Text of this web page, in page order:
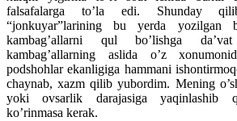
falsafalarga to’la edi. Shunday
“jonkuyar”larining bu yerda yozilgan
kambag’allarni qul bo’lishga
kambag’allarning aslida o’z
podshohlar ekanligiga hammani
chaynab, xazm qilib yubordim. Mening
yoki ovsarlik darajasiga yaqinlashib
ko’rinmasa kerak.